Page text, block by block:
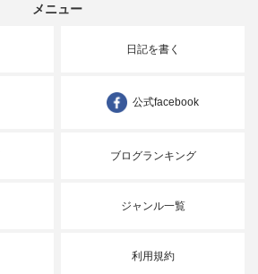
メニュー
日記を書く
公式facebook
ブログランキング
ジャンル一覧
利用規約